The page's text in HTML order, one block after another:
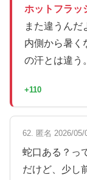
ホットフラッ
また違うんだ
内側から暑く
の汗とは違う。
+110
62. 匿名 2026/05/
蛇口ある？っ
だけど、少し